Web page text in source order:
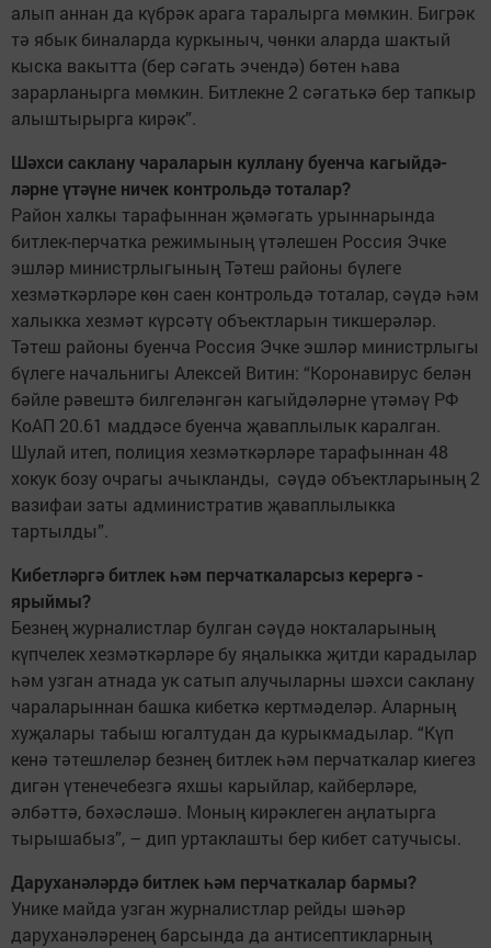
алып аннан да күбрәк арага таралырга мөмкин. Бигрәк
тә ябык биналарда куркыныч, чөнки аларда шактый
кыска вакытта (бер сәгать эчендә) бөтен һава
зарарланырга мөмкин. Битлекне 2 сәгатькә бер тапкыр
алыштырырга кирәк”.
Шәхси саклану ­чарала­рын куллану буенча ка­гый­дә­
ләрне үтәүне ничек кон­трольдә тоталар?
Район хал­кы тарафыннан җәмәгать урыннарында
битлек-перчатка режимының үтәлешен Россия Эчке
эшләр министр­лыгының Тәтеш райо­ны бү­леге
хезмәткәрләре көн саен контрольдә тоталар, сәүдә һәм
халыкка хезмәт күрсәтү объектларын тикшерәләр.
Тәтеш районы буенча ­Россия Эчке эшләр министрлыгы
бүлеге начальнигы Алексей Витин: “Коронавирус белән
бәйле рәвештә билгеләнгән кагыйдәләрне үтәмәү РФ
КоАП 20.61 маддәсе буенча җаваплылык каралган.
Шулай итеп, полиция хезмәткәрләре тарафыннан 48
хокук бозу очрагы ачыкланды, сәүдә объектларының 2
вазифаи заты административ җаваплылыкка
тартылды”.
Кибетләргә битлек һәм перчаткаларсыз керергә ­
ярыймы?
Безнең журналистлар булган сәүдә нокталарының
күпчелек хезмәткәрләре бу яңалыкка җитди карадылар
һәм узган атнада ук сатып алучыларны шәхси сак­лану
чараларыннан башка кибеткә кертмәделәр. Аларның
хуҗалары табыш югалтудан да курыкмадылар. “Күп
кенә тәтешлеләр безнең битлек һәм перчаткалар киегез
дигән үтенечебезгә яхшы карыйлар, кайберләре,
әлбәттә, бәхәсләшә. Моның кирәклеген аңлатырга
тырышабыз”, – дип уртак­лашты бер кибет сатучысы.
Даруханәләрдә битлек һәм перчаткалар бармы?
Унике майда узган журналистлар рейды шәһәр
даруханәләренең барсында да антисептикларның